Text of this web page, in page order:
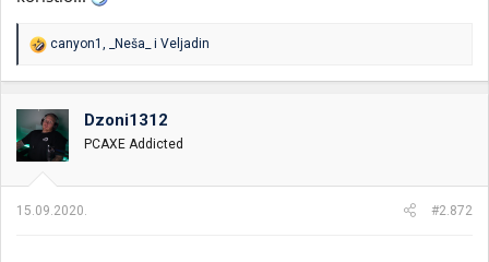
R
a
o
v
a
n
:
canyon1 , _Neša_ i Veljadin
Dzoni1312
PCAXE Addicted
15.09.2020. #2.872